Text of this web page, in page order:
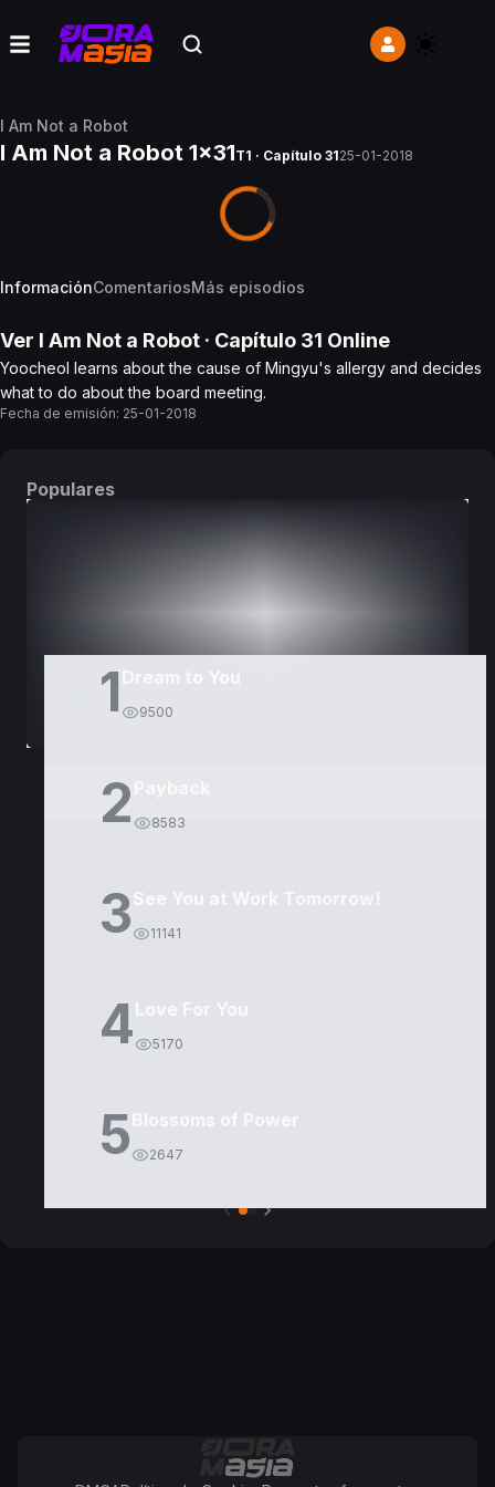
I Am Not a Robot
I Am Not a Robot 1x31T1 · Capítulo 3125-01-2018
InformaciónComentariosMás episodios
Ver I Am Not a Robot · Capítulo 31 Online
Yoocheol learns about the cause of Mingyu's allergy and decides
what to do about the board meeting.
Fecha de emisión: 25-01-2018
Populares
1 9500
2 8583
3See You at Work Tomorrow!
11141
4Love For You
5170
5Blossoms of Power
2647